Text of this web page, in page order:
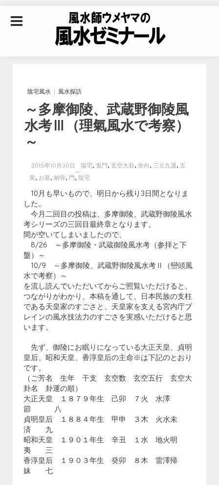
水ゼミナール｜風水
学・四柱推命学・易
学を合わせた立命講
座
陰宅風水 風水探訪
～多摩御陵、武蔵野御陵風
水考Ⅲ（理氣風水で考察）
～
2015年10月30日 陽宅, 鬼門,玄空大卦,坐向,三元九運,五
黄, お墓,納骨, 門,陰宅
10月も早いもので、明日から残り3日間となりま
した。
今月二回目の投稿は、多摩御陵、武蔵野御陵風水
考シリーズの三回目最終章となります。
間が空いてしまいましたので、
8/26 ～多摩御陵・武蔵御陵風水考（参拝と下
盤）～
10/9 ～多摩御陵、武蔵野御陵風水考Ⅱ（巒頭風
水で考察）～
を流し読んでいただいてからご照覧いただけると、
つながりがわかり、本稿を通して、日本民族の支柱
である天皇家のすごさと、天皇家を支える宮内庁ブ
レインの風水技法力のすごさを実感いただけると思
います。
先ず、御陵にお眠りになっている大正天皇、貞明
皇后、昭和天皇、香淳皇后の主命※は下記のとおり
です。
（ご芳名 生年 干支 玄空数 玄空五行 玄空大
卦名 卦運の順）
大正天皇 １８７９年生 己卯 ７火 水澤
節 八
貞明皇后 １８８４年生 甲申 ３木 火水未
済 九
昭和天皇 １９０１年生 辛丑 １水 地火明
夷 三
香淳皇后 １９０３年生 癸卯 ８木 雷澤帰
妹 七